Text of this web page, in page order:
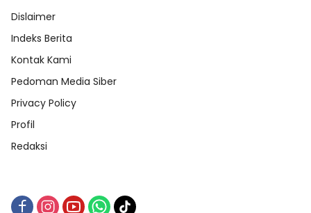
Dislaimer
Indeks Berita
Kontak Kami
Pedoman Media Siber
Privacy Policy
Profil
Redaksi